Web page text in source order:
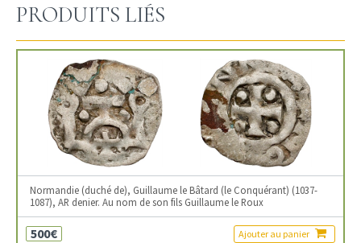
PRODUITS LIÉS
Normandie (duché de), Guillaume le Bâtard (le Conquérant) (1037-
1087), AR denier. Au nom de son fils Guillaume le Roux
500€ Ajouter au panier